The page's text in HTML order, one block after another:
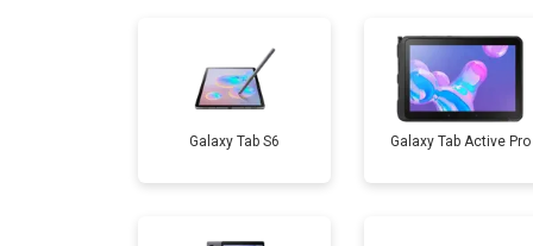
Замена Wi-Fi
Замена материнской платы
Galaxy Tab S6 Galaxy Tab Active Pro